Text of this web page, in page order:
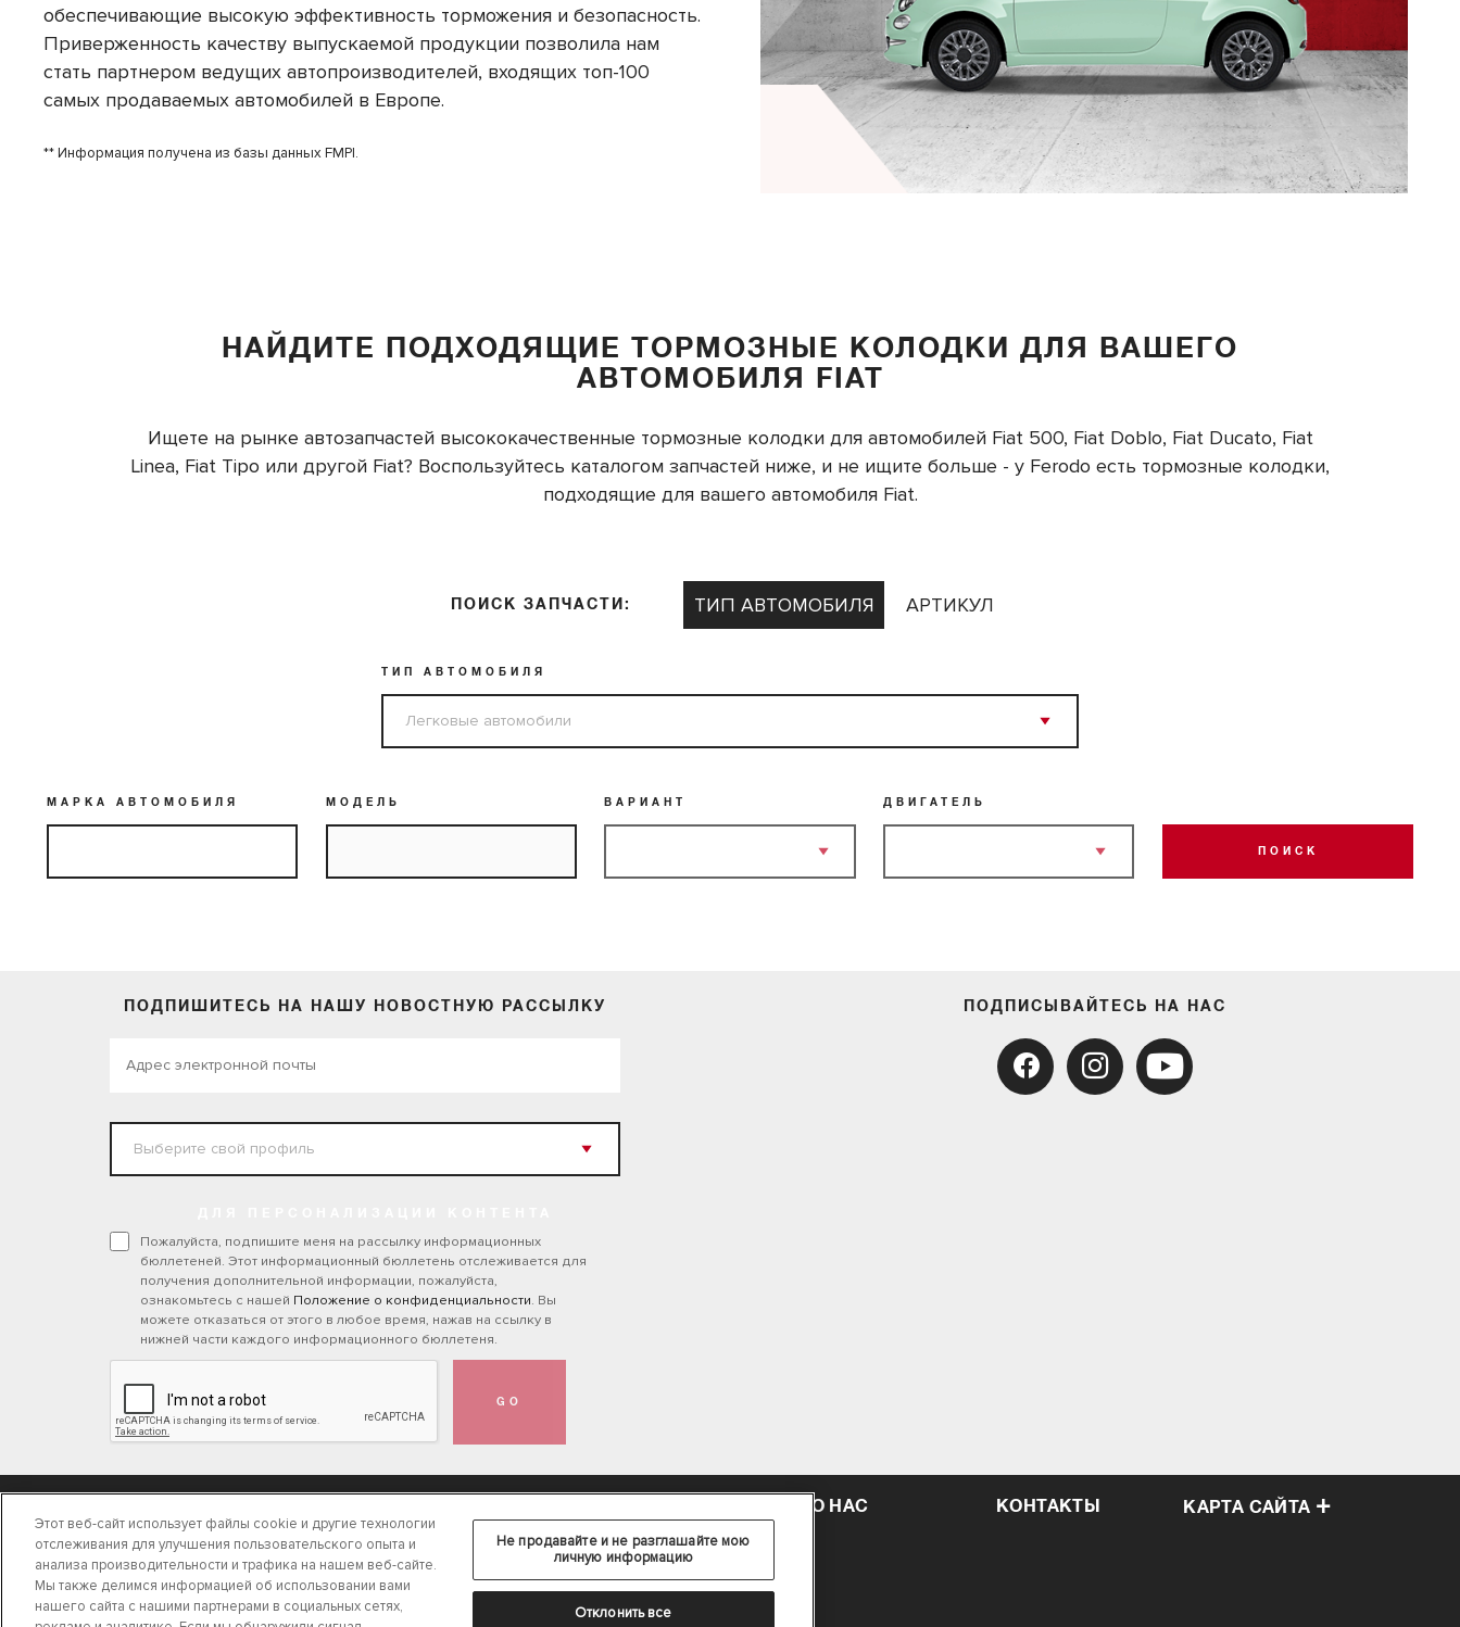
обеспечивающие высокую эффективность торможения и безопасность.
Приверженность качеству выпускаемой продукции позволила нам
стать партнером ведущих автопроизводителей, входящих топ-100
самых продаваемых автомобилей в Европе.
** Информация получена из базы данных FMPI.
НАЙДИТЕ ПОДХОДЯЩИЕ ТОРМОЗНЫЕ КОЛОДКИ ДЛЯ ВАШЕГО
АВТОМОБИЛЯ FIAT
Ищете на рынке автозапчастей высококачественные тормозные колодки для автомобилей Fiat 500, Fiat Doblo, Fiat Ducato, Fiat
Linea, Fiat Tipo или другой Fiat? Воспользуйтесь каталогом запчастей ниже, и не ищите больше - у Ferodo есть тормозные колодки,
подходящие для вашего автомобиля Fiat.
ПОИСК ЗАПЧАСТИ: ТИП АВТОМОБИЛЯ АРТИКУЛ
ТИП АВТОМОБИЛЯ
МАРКА АВТОМОБИЛЯ МОДЕЛЬ ВАРИАНТ ДВИГАТЕЛЬ
ПОИСК
ПОДПИШИТЕСЬ НА НАШУ НОВОСТНУЮ РАССЫЛКУ
Пожалуйста, подпишите меня на рассылку информационных
бюллетеней. Этот информационный бюллетень отслеживается для
получения дополнительной информации, пожалуйста,
ознакомьтесь с нашей Положение о конфиденциальности. Вы
можете отказаться от этого в любое время, нажав на ссылку в
нижней части каждого информационного бюллетеня.
GO
ПОДПИСЫВАЙТЕСЬ НА НАС
О НАС КОНТАКТЫ
КАРТА САЙТА
Этот веб-сайт использует файлы cookie и другие технологии
отслеживания для улучшения пользовательского опыта и
анализа производительности и трафика на нашем веб-сайте.
Мы также делимся информацией об использовании вами
нашего сайта с нашими партнерами в социальных сетях,
Не продавайте и не разглашайте мою
личную информацию
Отклонить все